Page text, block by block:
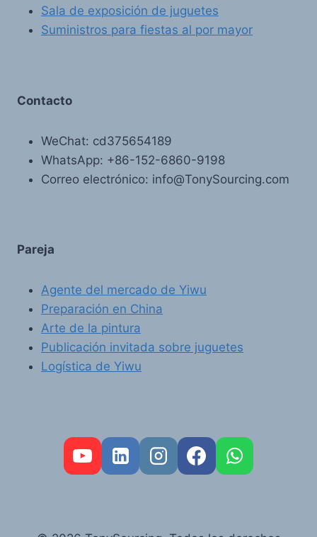
Sala de exposición de juguetes
Suministros para fiestas al por mayor
Contacto
WeChat: cd375654189
WhatsApp: +86-152-6860-9198
Correo electrónico: info@TonySourcing.com
Pareja
Agente del mercado de Yiwu
Preparación en China
Arte de la pintura
Publicación invitada sobre juguetes
Logística de Yiwu